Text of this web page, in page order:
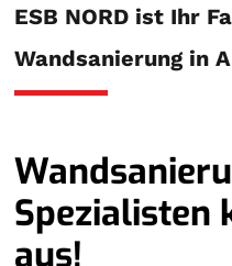
ESB NORD ist Ihr
Wandsanierung in
Spezialisten
aus!